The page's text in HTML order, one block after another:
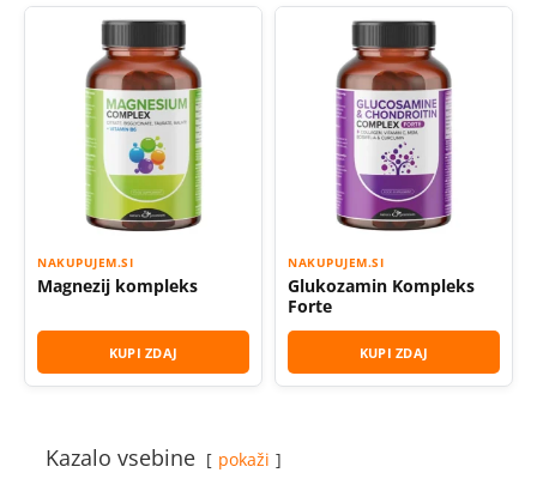
NAKUPUJEM.SI
Magnezij kompleks
KUPI ZDAJ
NAKUPUJEM.SI
Glukozamin Kompleks
Forte
KUPI ZDAJ
Kazalo vsebine pokaži